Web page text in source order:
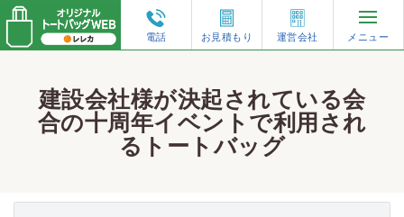
電話 お見積もり 運営会社 メニュー
トートバッグのオーダーガイド
建設会社様が決起されている会
合の十周年イベントで利用され
るトートバッグ